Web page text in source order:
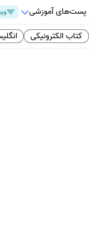
پست‌های آموزشی
کتاب الکترونیکی